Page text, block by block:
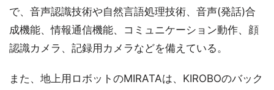
で、音声認識技術や自然言語処理技術、音声(発話)合
成機能、情報通信機能、コミュニケーション動作、顔
認識カメラ、記録用カメラなどを備えている。
また、地上用ロボットのMIRATAは、KIROBOのバック